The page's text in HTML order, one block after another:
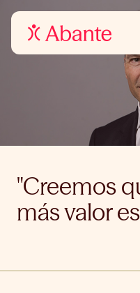
"Creemos
más valor